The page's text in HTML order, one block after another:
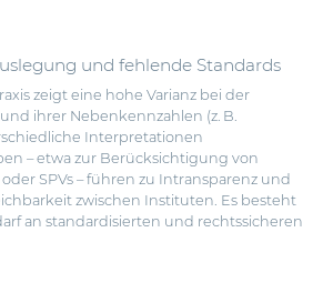
und fehlende Standards
zeigt eine hohe Varianz bei der
ihrer Nebenkennzahlen (z. B.
Interpretationen
– etwa zur Berücksichtigung von
SPVs – führen zu Intransparenz und
zwischen Instituten. Es besteht
an standardisierten und rechtssicheren